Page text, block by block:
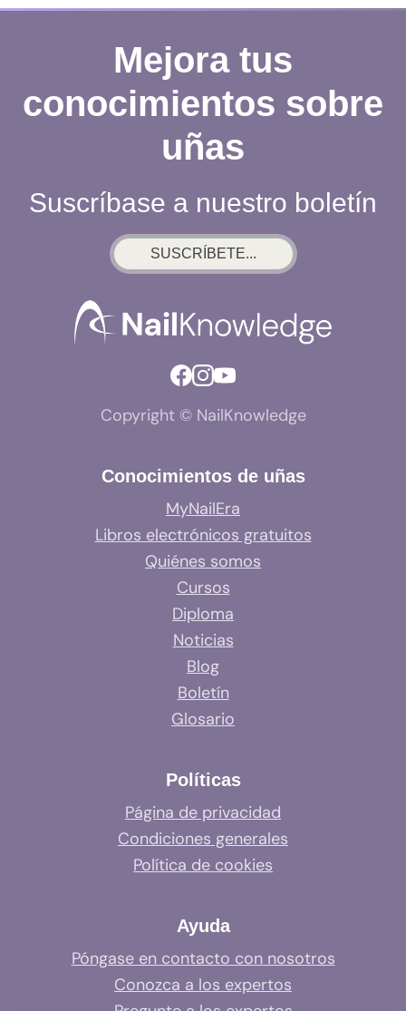
Mejora tus
conocimientos sobre
uñas
Suscríbase a nuestro boletín
SUSCRÍBETE...
Copyright © NailKnowledge
Conocimientos de uñas
MyNailEra
Libros electrónicos gratuitos
Quiénes somos
Cursos
Diploma
Noticias
Blog
Boletín
Glosario
Políticas
Página de privacidad
Condiciones generales
Política de cookies
Ayuda
Póngase en contacto con nosotros
Conozca a los expertos